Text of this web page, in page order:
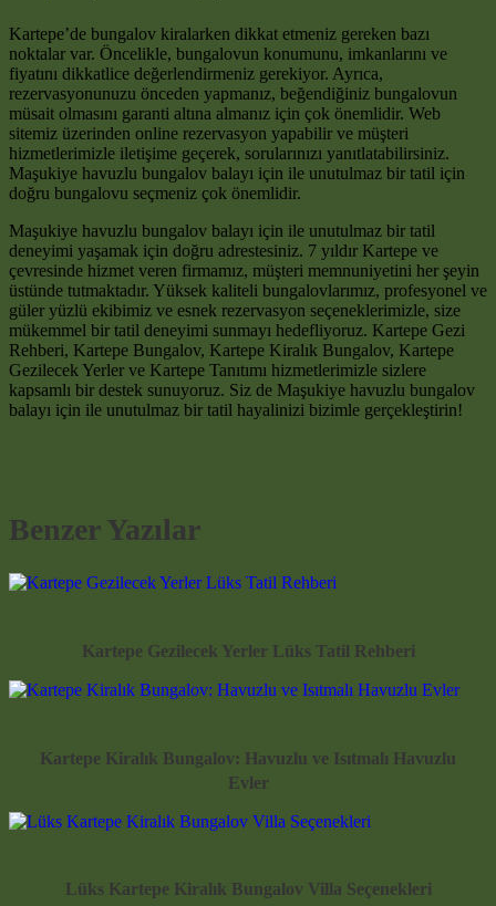
Kartepe’de bungalov kiralarken dikkat etmeniz gereken bazı
noktalar var. Öncelikle, bungalovun konumunu, imkanlarını ve
fiyatını dikkatlice değerlendirmeniz gerekiyor. Ayrıca,
rezervasyonunuzu önceden yapmanız, beğendiğiniz bungalovun
müsait olmasını garanti altına almanız için çok önemlidir. Web
sitemiz üzerinden online rezervasyon yapabilir ve müşteri
hizmetlerimizle iletişime geçerek, sorularınızı yanıtlatabilirsiniz.
Maşukiye havuzlu bungalov balayı için ile unutulmaz bir tatil için
doğru bungalovu seçmeniz çok önemlidir.
Maşukiye havuzlu bungalov balayı için ile unutulmaz bir tatil
deneyimi yaşamak için doğru adrestesiniz. 7 yıldır Kartepe ve
çevresinde hizmet veren firmamız, müşteri memnuniyetini her şeyin
üstünde tutmaktadır. Yüksek kaliteli bungalovlarımız, profesyonel ve
güler yüzlü ekibimiz ve esnek rezervasyon seçeneklerimizle, size
mükemmel bir tatil deneyimi sunmayı hedefliyoruz. Kartepe Gezi
Rehberi, Kartepe Bungalov, Kartepe Kiralık Bungalov, Kartepe
Gezilecek Yerler ve Kartepe Tanıtımı hizmetlerimizle sizlere
kapsamlı bir destek sunuyoruz. Siz de Maşukiye havuzlu bungalov
balayı için ile unutulmaz bir tatil hayalinizi bizimle gerçekleştirin!
Benzer Yazılar
Kartepe Gezilecek Yerler Lüks Tatil Rehberi
Kartepe Kiralık Bungalov: Havuzlu ve Isıtmalı Havuzlu
Evler
Lüks Kartepe Kiralık Bungalov Villa Seçenekleri